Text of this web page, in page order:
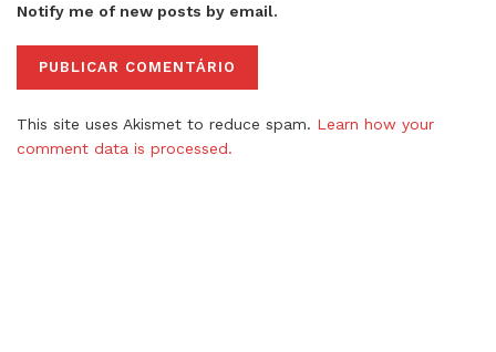
Notify me of new posts by email.
This site uses Akismet to reduce spam. Learn how your
comment data is processed.